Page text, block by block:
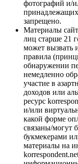
фотографий и/
принадлежащих
запрещено.
Материалы
лиц старше 21
может вызвать
правила
обнаружении
немедленно
участие в
доходов или
ресурс
и/или
какой форме
связаны/могут
букмекерами
материалы на